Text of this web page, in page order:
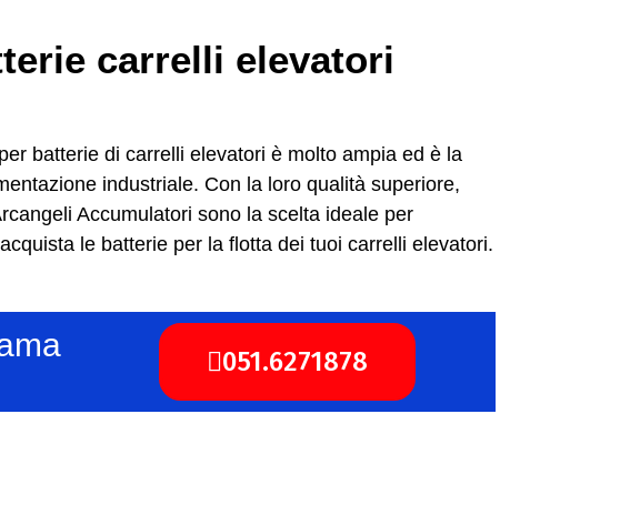
carrelli elevatori
batterie di carrelli elevatori è molto ampia ed è la
industriale. Con la loro qualità superiore,
Accumulatori sono la scelta ideale per
le batterie per la flotta dei tuoi carrelli elevatori.
051.6271878